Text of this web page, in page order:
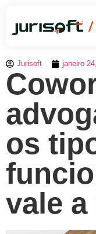
Jurisoft janeiro
os
vale a